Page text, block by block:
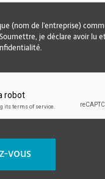
(nom de l’entreprise)
je déclare avoir lu